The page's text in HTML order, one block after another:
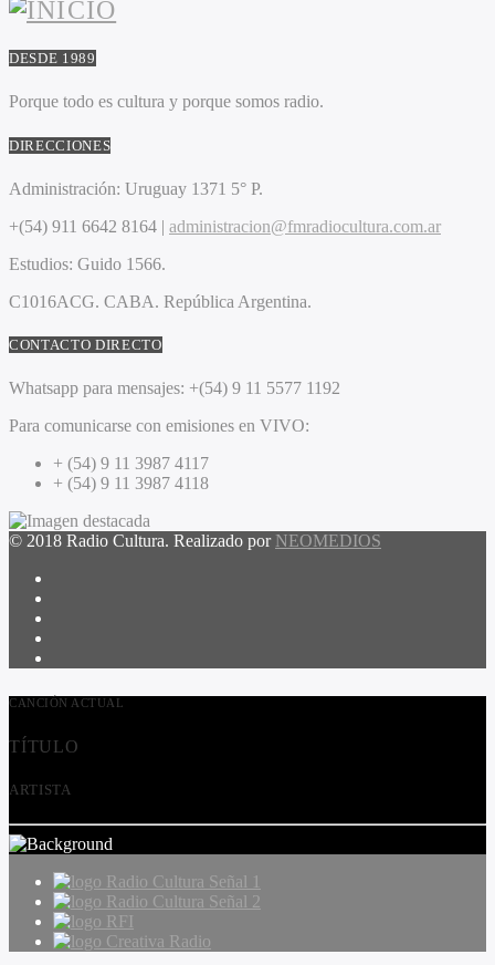
DESDE 1989
Porque todo es cultura y porque somos radio.
DIRECCIONES
Administración: Uruguay 1371 5° P.
+(54) 911 6642 8164 | administracion@fmradiocultura.com.ar
Estudios: Guido 1566.
C1016ACG. CABA. República Argentina.
CONTACTO DIRECTO
Whatsapp para mensajes: +(54) 9 11 5577 1192
Para comunicarse con emisiones en VIVO:
+ (54) 9 11 3987 4117
+ (54) 9 11 3987 4118
© 2018 Radio Cultura. Realizado por NEOMEDIOS
CANCIÓN ACTUAL
TÍTULO
ARTISTA
Radio Cultura Señal 1
Radio Cultura Señal 2
RFI
Creativa Radio